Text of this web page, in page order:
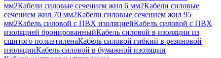
мм2Кабели силовые сечением жил 6 мм2Кабели силовые
сечением жил 70 мм2Кабели силовые сечением жил 95
мм2Кабель силовой с ПВХ изоляциейКабель силовой с ПВХ
изоляцией бронированныйКабель силовой в изоляции из
сшитого полиэтиленаКабель силовой гибкий в резиновой
изоляцииКабель силовой в бумажной изоляции